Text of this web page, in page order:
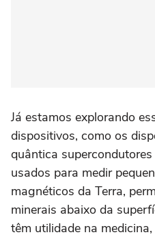
Já estamos explorando
dispositivos, como os
quântica
usados para medir
magnéticos da Terra,
minerais abaixo da
têm utilidade na